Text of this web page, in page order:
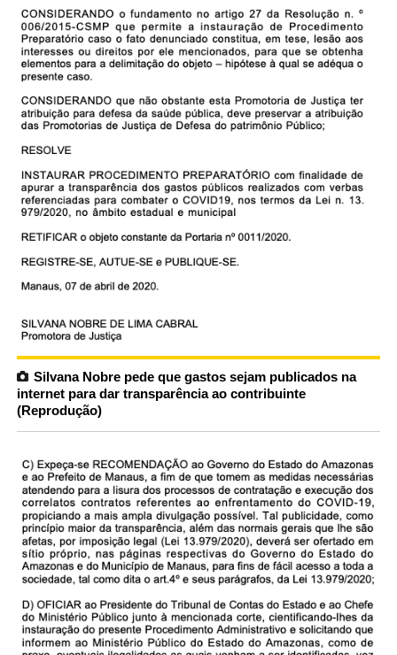
Silvana Nobre pede que gastos sejam publicados na
internet para dar transparência ao contribuinte
(Reprodução)